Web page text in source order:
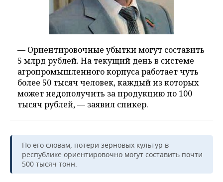
— Ориентировочные убытки могут составить
5 млрд рублей. На текущий день в системе
агропромышленного корпуса работает чуть
более 50 тысяч человек, каждый из которых
может недополучить за продукцию по 100
тысяч рублей, — заявил спикер.
По его словам, потери зерновых культур в
республике ориентировочно могут составить почти
500 тысяч тонн.